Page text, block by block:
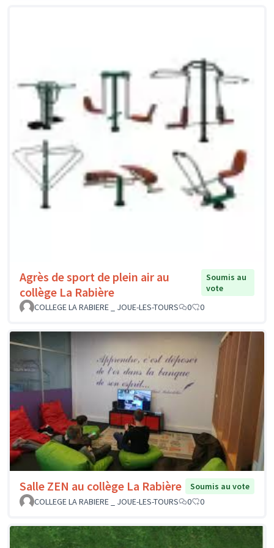
Agrès de sport de plein air au
collège La Rabière
Soumis au
vote
COLLEGE LA RABIERE _ JOUE-LES-TOURS
0 0
Salle ZEN au collège La Rabière
Soumis au vote
COLLEGE LA RABIERE _ JOUE-LES-TOURS
0 0